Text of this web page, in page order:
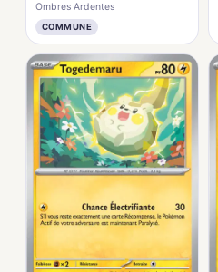
Ombres Ardentes
COMMUNE